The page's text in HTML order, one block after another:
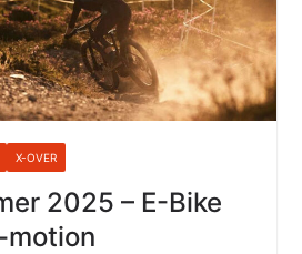
X-OVER
2025 – E-Bike
motion